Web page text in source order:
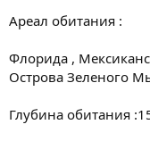
Ареал обитания :
Флорида ,
Острова Зеленого
Глубина обитания